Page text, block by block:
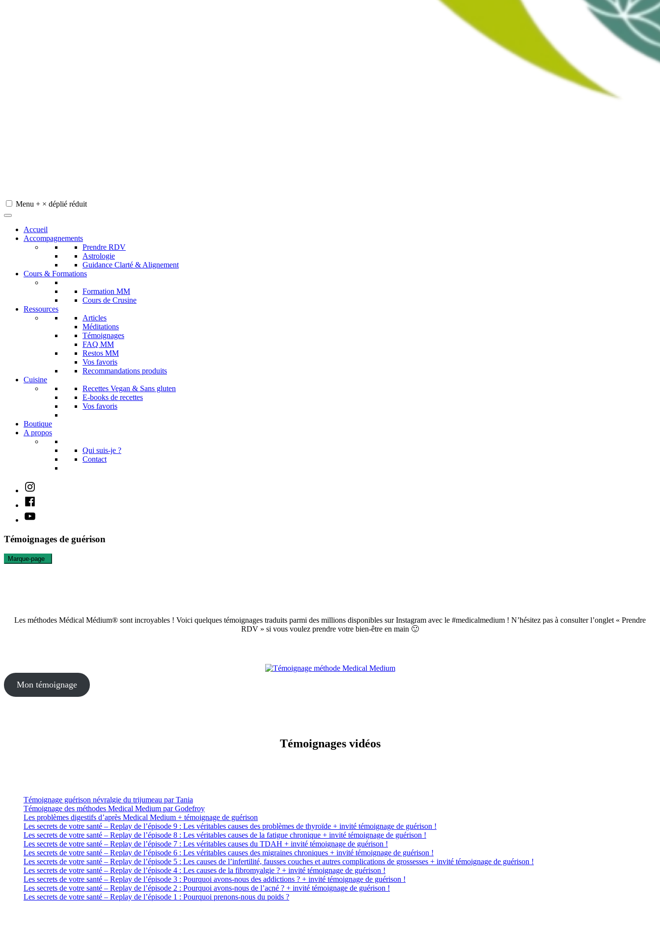
Menu + × déplié réduit
Accueil
Accompagnements
Prendre RDV
Astrologie
Guidance Clarté & Alignement
Cours & Formations
Formation MM
Cours de Crusine
Ressources
Articles
Méditations
Témoignages
FAQ MM
Restos MM
Vos favoris
Recommandations produits
Cuisine
Recettes Vegan & Sans gluten
E-books de recettes
Vos favoris
Boutique
A propos
Qui suis-je ?
Contact
Instagram
Facebook
Youtube
Témoignages de guérison
Marque-page
Les méthodes Médical Médium®️ sont incroyables ! Voici quelques témoignages traduits parmi des millions disponibles sur Instagram avec le #medicalmedium ! N’hésitez pas à consulter l’onglet « Prendre
RDV » si vous voulez prendre votre bien-être en main 🙂
Mon témoignage
Témoignages vidéos
Témoignage guérison névralgie du trijumeau par Tania
Témoignage des méthodes Medical Medium par Godefroy
Les problèmes digestifs d’après Medical Medium + témoignage de guérison
Les secrets de votre santé – Replay de l’épisode 9 : Les véritables causes des problèmes de thyroïde + invité témoignage de guérison !
Les secrets de votre santé – Replay de l’épisode 8 : Les véritables causes de la fatigue chronique + invité témoignage de guérison !
Les secrets de votre santé – Replay de l’épisode 7 : Les véritables causes du TDAH + invité témoignage de guérison !
Les secrets de votre santé – Replay de l’épisode 6 : Les véritables causes des migraines chroniques + invité témoignage de guérison !
Les secrets de votre santé – Replay de l’épisode 5 : Les causes de l’infertilité, fausses couches et autres complications de grossesses + invité témoignage de guérison !
Les secrets de votre santé – Replay de l’épisode 4 : Les causes de la fibromyalgie ? + invité témoignage de guérison !
Les secrets de votre santé – Replay de l’épisode 3 : Pourquoi avons-nous des addictions ? + invité témoignage de guérison !
Les secrets de votre santé – Replay de l’épisode 2 : Pourquoi avons-nous de l’acné ? + invité témoignage de guérison !
Les secrets de votre santé – Replay de l’épisode 1 : Pourquoi prenons-nous du poids ?